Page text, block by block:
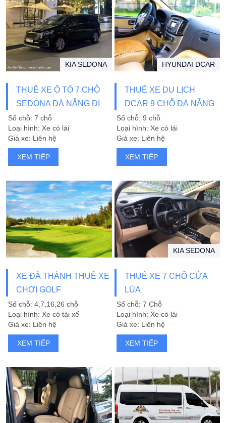
THUÊ XE Ô TÔ 7 CHỖ
SEDONA ĐÀ NẴNG ĐI
BÀ NÀ HILLS
KIA SEDONA
Số chỗ: 7 chỗ
Loại hình: Xe có lái
Giá xe: Liên hệ
XEM TIẾP
THUÊ XE DU LỊCH
DCAR 9 CHỖ ĐÀ NẴNG
HYUNDAI DCAR
Số chỗ: 9 chỗ
Loại hình: Xe có lái
Giá xe: Liên hệ
XEM TIẾP
XE ĐÀ THÀNH THUÊ XE
CHƠI GOLF
Số chỗ: 4,7,16,26 chỗ
Loại hình: Xe có tài xế
Giá xe: Liên hệ
XEM TIẾP
THUÊ XE 7 CHỖ CỬA
LÙA
KIA SEDONA
Số chỗ: 7 Chỗ
Loại hình: Xe có lái
Giá xe: Liên hệ
XEM TIẾP